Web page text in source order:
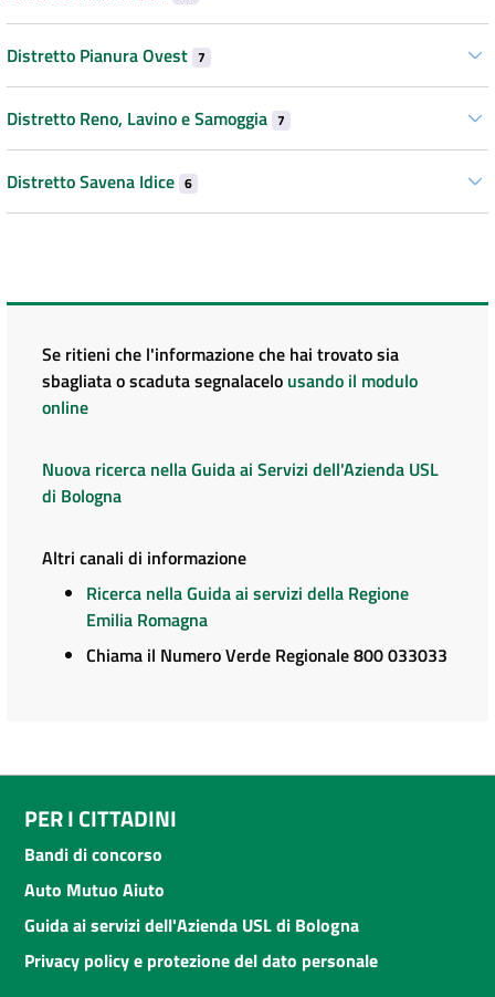
Distretto Pianura Ovest 7
Distretto Reno, Lavino e Samoggia 7
Distretto Savena Idice 6
Se ritieni che l'informazione che hai trovato sia
sbagliata o scaduta segnalacelo usando il modulo
online
Nuova ricerca nella Guida ai Servizi dell'Azienda USL
di Bologna
Altri canali di informazione
Ricerca nella Guida ai servizi della Regione
Emilia Romagna
Chiama il Numero Verde Regionale 800 033033
PER I CITTADINI
Bandi di concorso
Auto Mutuo Aiuto
Guida ai servizi dell'Azienda USL di Bologna
Privacy policy e protezione del dato personale